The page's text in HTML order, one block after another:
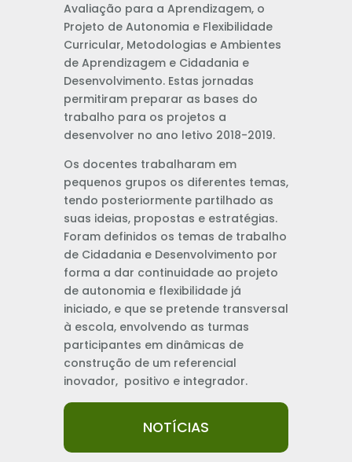
Avaliação para a Aprendizagem, o
Projeto de Autonomia e Flexibilidade
Curricular, Metodologias e Ambientes
de Aprendizagem e Cidadania e
Desenvolvimento. Estas jornadas
permitiram preparar as bases do
trabalho para os projetos a
desenvolver no ano letivo 2018-2019.
Os docentes trabalharam em
pequenos grupos os diferentes temas,
tendo posteriormente partilhado as
suas ideias, propostas e estratégias.
Foram definidos os temas de trabalho
de Cidadania e Desenvolvimento por
forma a dar continuidade ao projeto
de autonomia e flexibilidade já
iniciado, e que se pretende transversal
à escola, envolvendo as turmas
participantes em dinâmicas de
construção de um referencial
inovador, positivo e integrador.
NOTÍCIAS